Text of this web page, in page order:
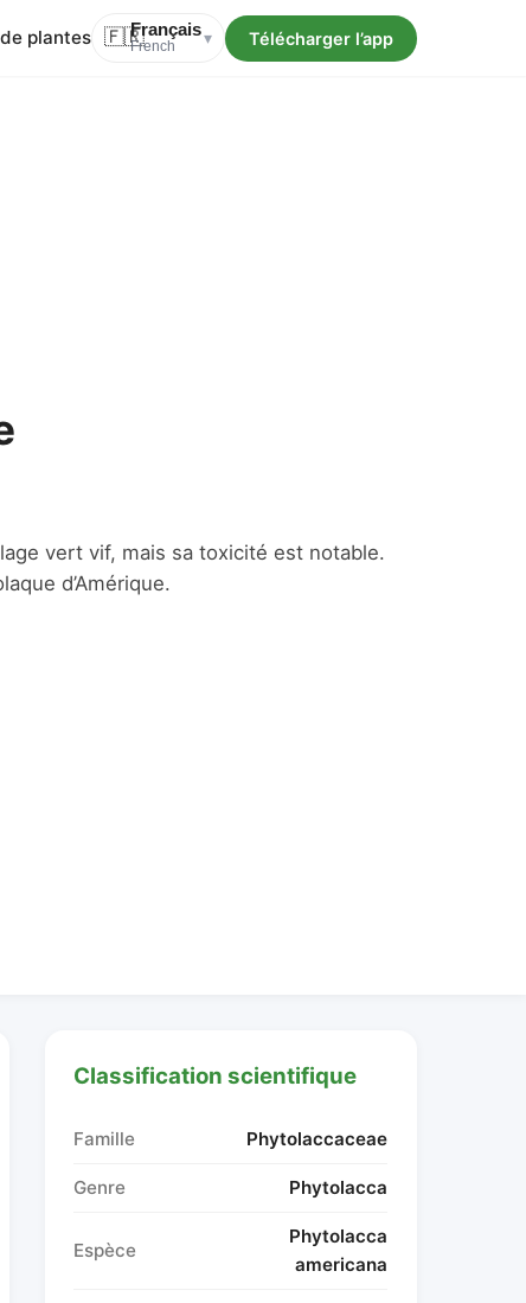
plantes 🇫🇷Français
French ▾ Télécharger l’app
vert vif, mais sa toxicité est notable.
d’Amérique.
Classification scientifique
Famille Phytolaccaceae
Genre Phytolacca
Espèce
Phytolacca
americana